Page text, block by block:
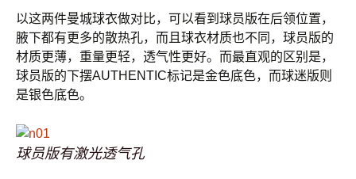
以这两件曼城球衣做对比，可以看到球员版在后领位置，
腋下都有更多的散热孔，而且球衣材质也不同，球员版的
材质更薄，重量更轻，透气性更好。而最直观的区别是，
球员版的下摆AUTHENTIC标记是金色底色，而球迷版则
是银色底色。
球员版有激光透气孔